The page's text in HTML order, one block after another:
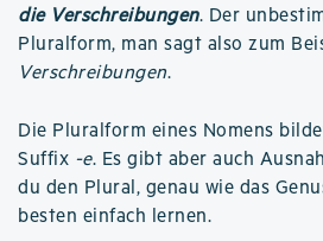
die Verschreibungen. Der
Pluralform, man sagt also zum
Verschreibungen.
Die Pluralform eines Nomens
Suffix -e. Es gibt aber auch
du den Plural, genau wie das
besten einfach lernen.